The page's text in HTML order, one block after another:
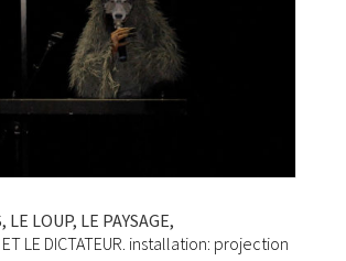
LE LOUP, LE PAYSAGE,
ET LE DICTATEUR. installation: projection